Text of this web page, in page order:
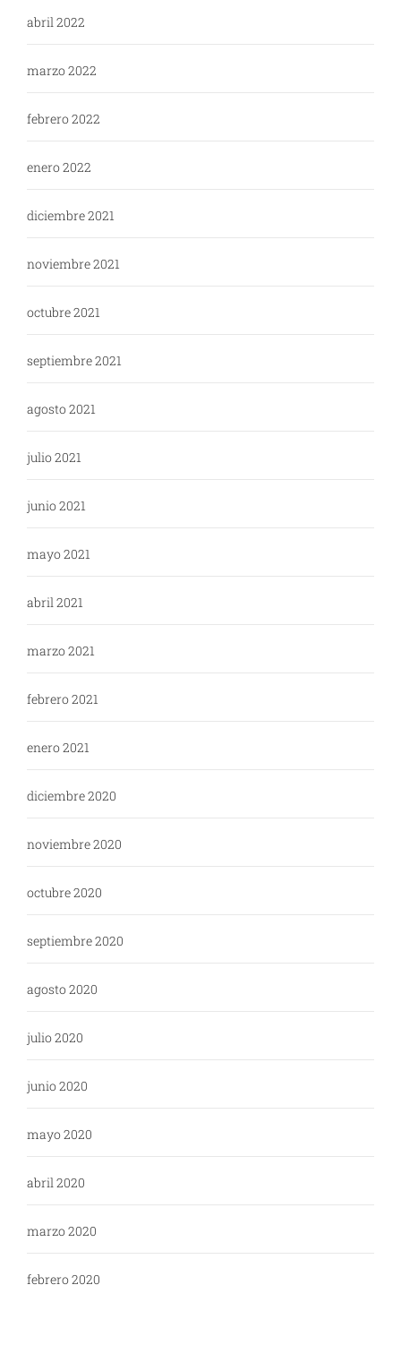
abril 2022
marzo 2022
febrero 2022
enero 2022
diciembre 2021
noviembre 2021
octubre 2021
septiembre 2021
agosto 2021
julio 2021
junio 2021
mayo 2021
abril 2021
marzo 2021
febrero 2021
enero 2021
diciembre 2020
noviembre 2020
octubre 2020
septiembre 2020
agosto 2020
julio 2020
junio 2020
mayo 2020
abril 2020
marzo 2020
febrero 2020